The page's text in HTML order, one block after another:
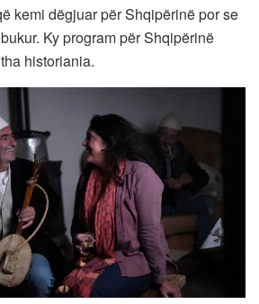
kemi dëgjuar për Shqipërinë por se
Ky program për Shqipërinë
historiania.